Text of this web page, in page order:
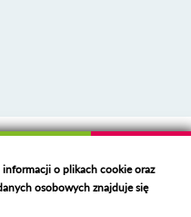
o plikach cookie oraz
osobowych znajduje się